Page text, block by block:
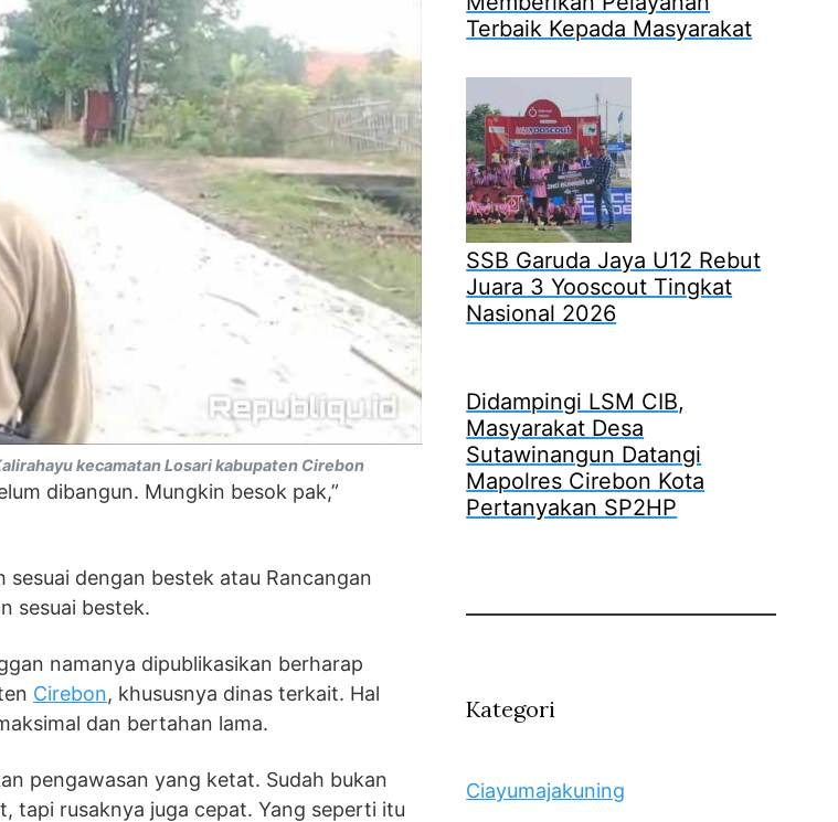
kecamatan Losari kabupaten Cirebon
dibangun. Mungkin besok pak,”
dengan bestek atau Rancangan
sesuai bestek.
namanya dipublikasikan berharap
Cirebon, khususnya dinas terkait. Hal
dan bertahan lama.
pengawasan yang ketat. Sudah bukan
tapi rusaknya juga cepat. Yang seperti itu
Terbaik Kepada Masyarakat
SSB Garuda Jaya U12 Rebut
Juara 3 Yooscout Tingkat
Nasional 2026
Didampingi LSM CIB,
Masyarakat Desa
Sutawinangun Datangi
Mapolres Cirebon Kota
Pertanyakan SP2HP
Kategori
Ciayumajakuning